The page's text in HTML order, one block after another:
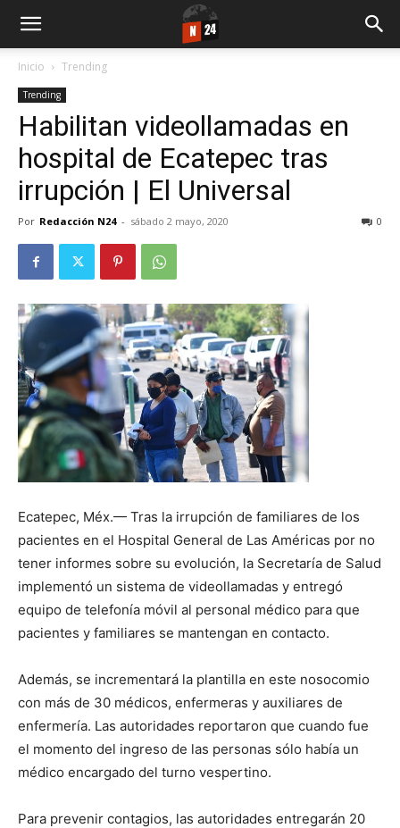
Inicio Trending
Trending
Habilitan videollamadas en
hospital de Ecatepec tras
irrupción | El Universal
Por Redacción N24 - sábado 2 mayo, 2020 0
Ecatepec, Méx.— Tras la irrupción de familiares de los
pacientes en el Hospital General de Las Américas por no
tener informes sobre su evolución, la Secretaría de Salud
implementó un sistema de videollamadas y entregó
equipo de telefonía móvil al personal médico para que
pacientes y familiares se mantengan en contacto.
Además, se incrementará la plantilla en este nosocomio
con más de 30 médicos, enfermeras y auxiliares de
enfermería. Las autoridades reportaron que cuando fue
el momento del ingreso de las personas sólo había un
médico encargado del turno vespertino.
Para prevenir contagios, las autoridades entregarán 20